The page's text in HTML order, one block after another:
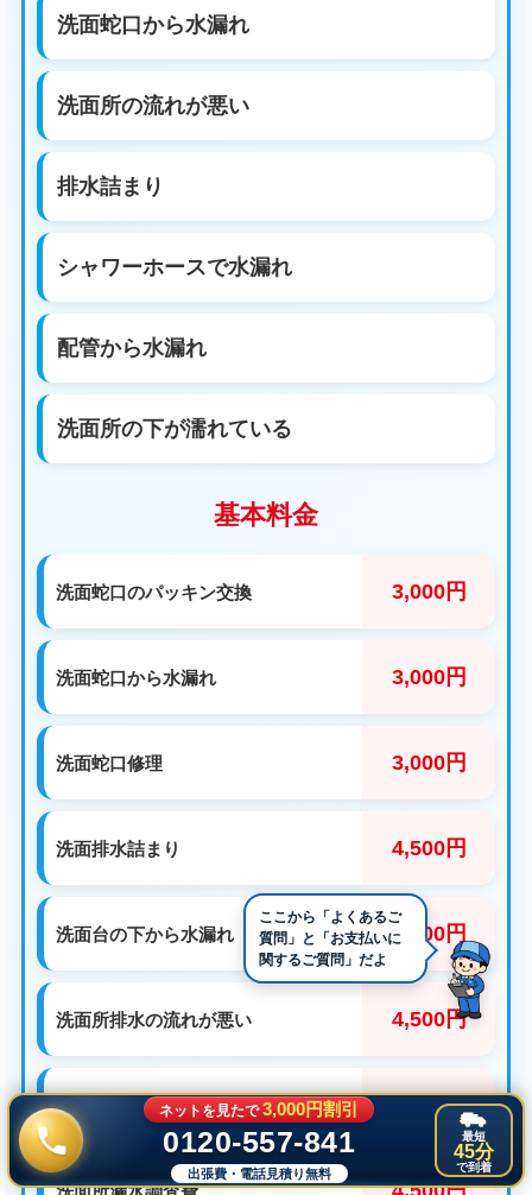
洗面蛇口から水漏れ
洗面所の流れが悪い
排水詰まり
シャワーホースで水漏れ
配管から水漏れ
洗面所の下が濡れている
基本料金
洗面蛇口のパッキン交換 3,000円
洗面蛇口から水漏れ 3,000円
洗面蛇口修理 3,000円
洗面排水詰まり 4,500円
洗面台の下から水漏れ 3,000円
洗面所排水の流れが悪い 4,500円
洗面所蛇口の取替 3,000円
洗面所漏水調査費
ネットを見たで3,000円割引
0120-557-841
出張費・電話見積り無料
最短
45分
で到着